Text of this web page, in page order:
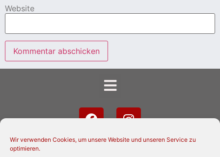
Wir verwenden Cookies, um unsere Website und unseren Service zu
optimieren.
Website